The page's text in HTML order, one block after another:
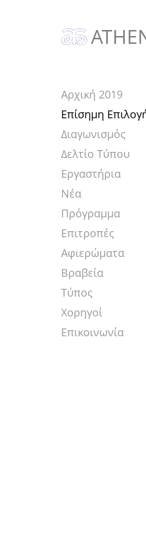
Αρχική 2019
Επίσημη
Διαγωνισμός
Δελτίο Τύπου
Εργαστήρια
Νέα
Πρόγραμμα
Επιτροπές
Αφιερώματα
Βραβεία
Τύπος
Χορηγοί
Επικοινωνία